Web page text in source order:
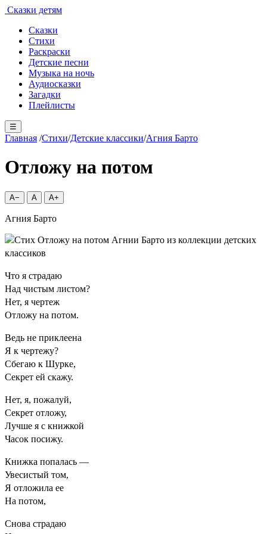
Сказки детям
Сказки
Стихи
Раскраски
Детские песни
Музыка на ночь
Аудиосказки
Загадки
Плейлисты
☰
Главная /Стихи/Детские классики/Агния Барто
Отложу на потом
A− A A+
Агния Барто
Что я страдаю
Над чистым листом?
Нет, я чертеж
Отложу на потом.
Ведь не приклеена
Я к чертежу?
Сбегаю к Шурке,
Секрет ей скажу.
Нет, я, пожалуй,
Секрет отложу,
Лучше я с книжкой
Часок посижу.
Книжка попалась —
Увесистый том,
Я отложила ее
На потом,
Снова страдаю